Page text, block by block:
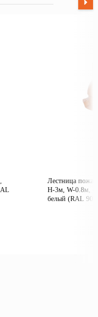
Лестница
Н-3м, W-0.8м,
белый (RAL